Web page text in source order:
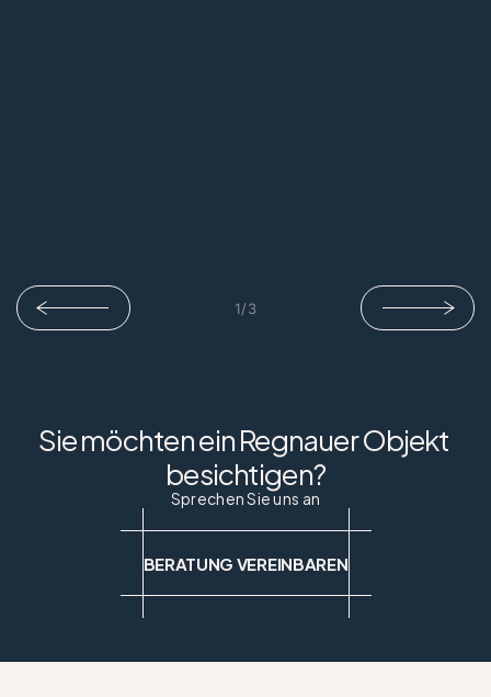
1/3
Sie möchten ein Regnauer Objekt
besichtigen?
Sprechen Sie uns an
BERATUNG VEREINBAREN